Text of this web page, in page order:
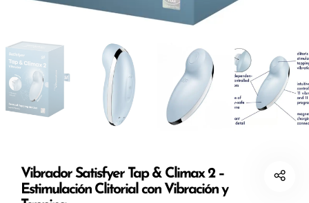
Vibrador Satisfyer Tap & Climax 2 –
Estimulación Clitorial con Vibración y